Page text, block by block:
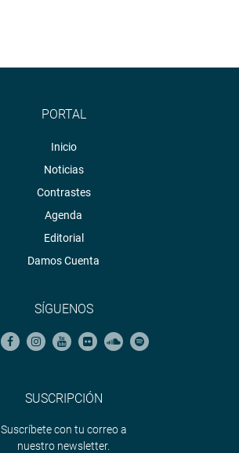
PORTAL
Inicio
Noticias
Contrastes
Agenda
Editorial
Damos Cuenta
SÍGUENOS
SUSCRIPCIÓN
Suscríbete con tu correo a
nuestro newsletter.